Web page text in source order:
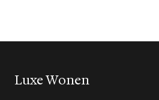
Luxe Wonen